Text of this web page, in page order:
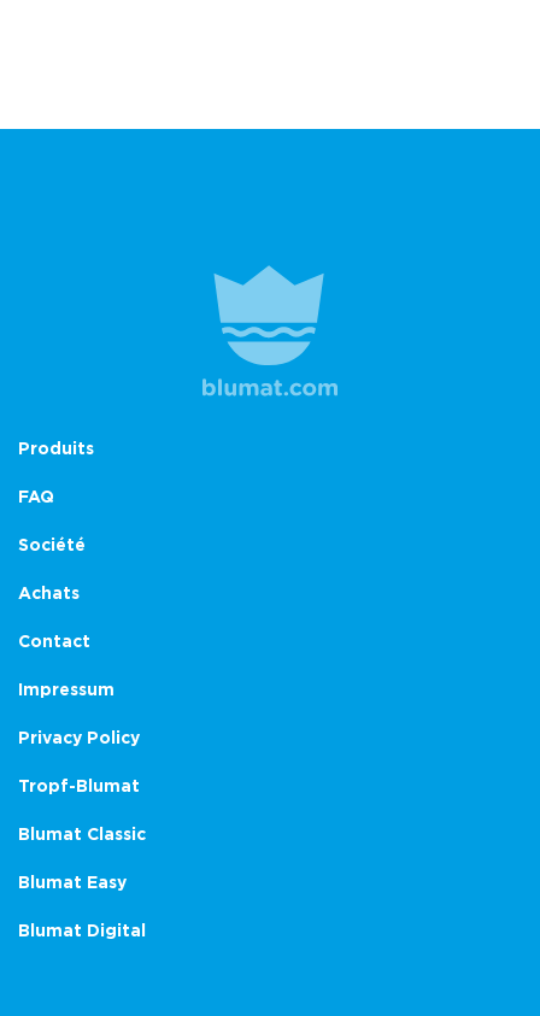
Produits
FAQ
Société
Achats
Contact
Impressum
Privacy Policy
Tropf-Blumat
Blumat Classic
Blumat Easy
Blumat Digital